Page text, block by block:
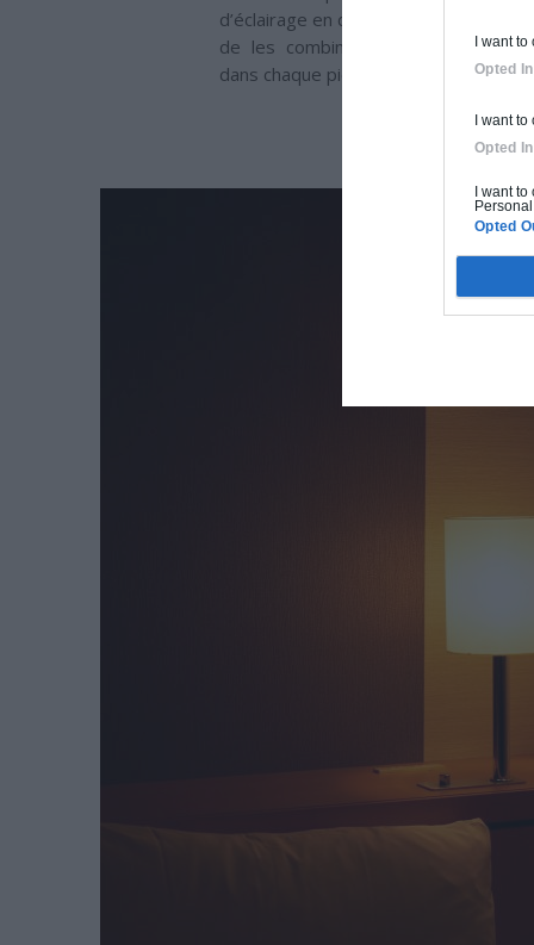
I want to
Opted In
I want to
Opted In
I want to
Opted
d’éclairage en design d’intérieur, nous
de les combiner, pour
créer un
dans chaque pièce.